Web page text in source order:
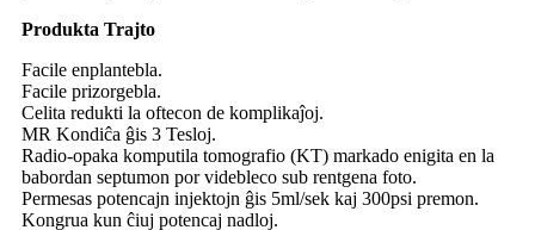
Produkta Trajto
Facile enplantebla.
Facile prizorgebla.
Celita redukti la oftecon de komplikaĵoj.
MR Kondiĉa ĝis 3 Tesloj.
Radio-opaka komputila tomografio (KT) markado enigita en la
babordan septumon por videbleco sub rentgena foto.
Permesas potencajn injektojn ĝis 5ml/sek kaj 300psi premon.
Kongrua kun ĉiuj potencaj nadloj.